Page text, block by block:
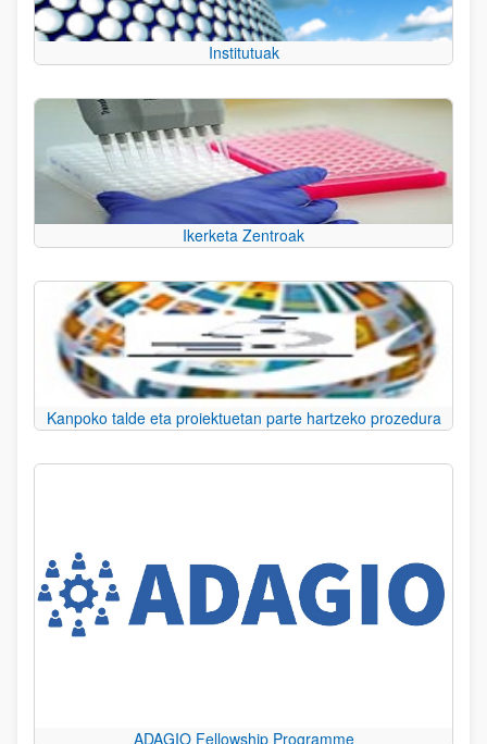
Institutuak
Ikerketa Zentroak
Kanpoko talde eta proiektuetan parte hartzeko prozedura
ADAGIO Fellowship Programme